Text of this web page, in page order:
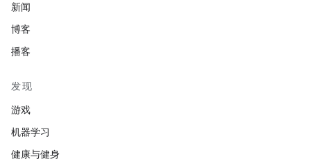
新闻
博客
播客
发现
游戏
机器学习
健康与健身